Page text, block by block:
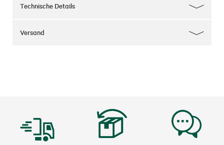
das Eisfach voll ist oder das Wasser nicht ausreicht.
Sichtfenster ohne Öffnen des Gerätes. Es gibt zwei
Technische Details
Versand